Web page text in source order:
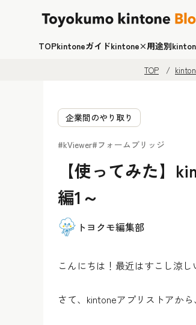
TOPkintoneガイドkintone×用途別
TOP
企業間のやり取り
#kViewer#フォームブリッジ
【使ってみた】
編1～
トヨクモ編集部
こんにちは！最近はすこし涼
さて、kintoneアプリストアか